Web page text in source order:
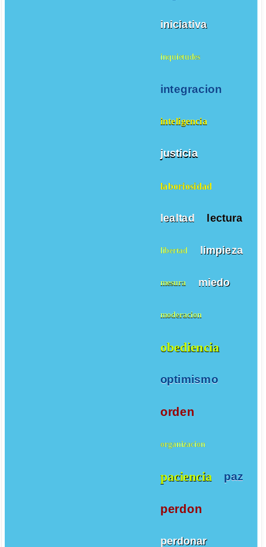
iniciativa
inquietudes
integracion
inteligencia
justicia
laboriosidad
lealtad lectura
libertad limpieza
mesura miedo
moderacion
obediencia
optimismo
orden
organizacion
paciencia paz
perdon
perdonar